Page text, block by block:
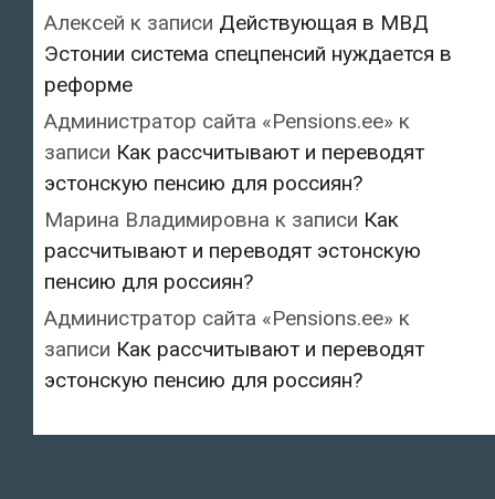
Алексей к записи Действующая в МВД
Эстонии система спецпенсий нуждается в
реформе
Администратор сайта «Pensions.ee» к
записи Как рассчитывают и переводят
эстонскую пенсию для россиян?
Марина Владимировна к записи Как
рассчитывают и переводят эстонскую
пенсию для россиян?
Администратор сайта «Pensions.ee» к
записи Как рассчитывают и переводят
эстонскую пенсию для россиян?